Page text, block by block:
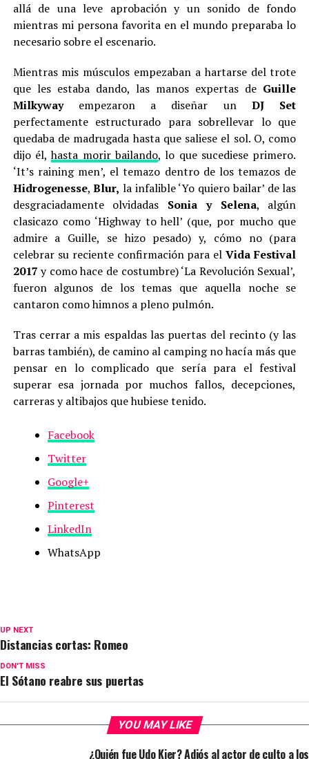
allá de una leve aprobación y un sonido de fondo
mientras mi persona favorita en el mundo preparaba lo
necesario sobre el escenario.
Mientras mis músculos empezaban a hartarse del trote
que les estaba dando, las manos expertas de Guille
Milkywayempezaron a diseñar unDJ Set
perfectamente estructurado para sobrellevar lo que
quedaba de madrugada hasta que saliese el sol. O, como
dijo él,hasta morir bailando, lo que sucediese primero.
‘It’s raining men’, el temazo dentro de los temazos de
Hidrogenesse,Blur, la infalible ‘Yo quiero bailar’ de las
desgraciadamente olvidadas Sonia y Selena, algún
clasicazo como ‘Highway to hell’ (que, por mucho que
admire a Guille, se hizo pesado) y, cómo no (para
celebrar su reciente confirmación para elVida Festival
2017 y como hace de costumbre) ‘La Revolución Sexual’,
fueron algunos de los temas que aquella noche se
cantaron como himnos a pleno pulmón.
Tras cerrar a mis espaldas las puertas del recinto (y las
barras también), de camino al camping no hacía más que
pensar en lo complicado que sería para el festival
superar esa jornada por muchos fallos, decepciones,
carreras y altibajos que hubiese tenido.
Facebook
Twitter
Google+
Pinterest
LinkedIn
WhatsApp
UP NEXT
Distancias cortas: Romeo
DON'T MISS
El Sótano reabre sus puertas
YOU MAY LIKE
¿Quién fue Udo Kier? Adiós al actor de culto a los